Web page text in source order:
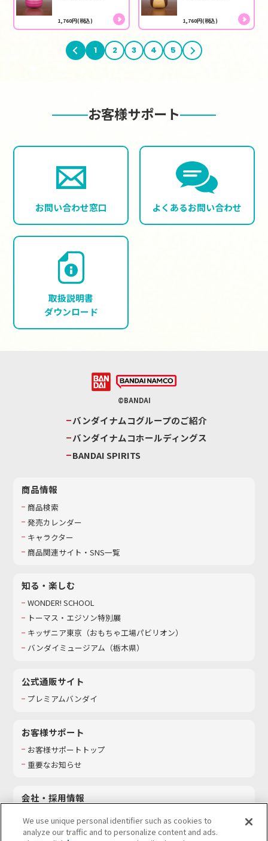
1,760円(税込) 1,760円(税込)
前へ 1 2 3 4 5 次へ
お客様サポート
お問い合わせ窓口 よくあるお問い合わせ
取扱説明書
ダウンロード
©BANDAI
バンダイナムコグループのご紹介
バンダイナムコホールディングス
BANDAI SPIRITS
商品情報
商品検索
発売カレンダー
キャラクター
商品関連サイト・SNS一覧
知る・楽しむ
WONDER! SCHOOL
トーマス・エジソン特別展
キッザニア東京（おもちゃ工場パビリオン）​
バンダイミュージアム（栃木県）
公式通販サイト
プレミアムバンダイ
お客様サポート
お客様サポートトップ
重要なお知らせ
会社・採用情報
採用情報
We use unique personal identifier such as cookies to
analyze our traffic and to personalize content and ads.